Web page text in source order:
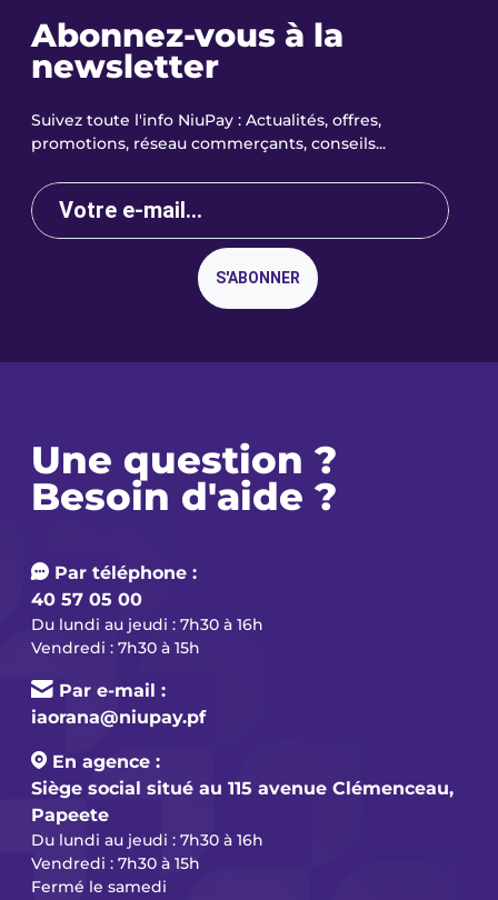
Abonnez-vous à la
newsletter
Suivez toute l'info NiuPay : Actualités, offres,
promotions, réseau commerçants, conseils...
S'ABONNER
Une question ?
Besoin d'aide ?
Par téléphone :
40 57 05 00
Du lundi au jeudi : 7h30 à 16h
Vendredi : 7h30 à 15h
Par e-mail :
iaorana@niupay.pf
En agence :
Siège social situé au 115 avenue Clémenceau,
Papeete
Du lundi au jeudi : 7h30 à 16h
Vendredi : 7h30 à 15h
Fermé le samedi